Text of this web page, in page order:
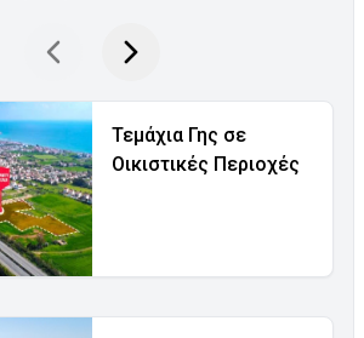
Τεμάχια Γης σε
Οικιστικές Περιοχές